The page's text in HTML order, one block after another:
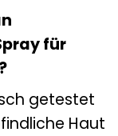
für
getestet
Haut